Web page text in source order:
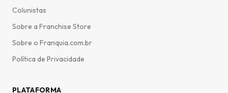
Colunistas
Sobre a Franchise Store
Sobre o Franquia.com.br
Política de Privacidade
PLATAFORMA